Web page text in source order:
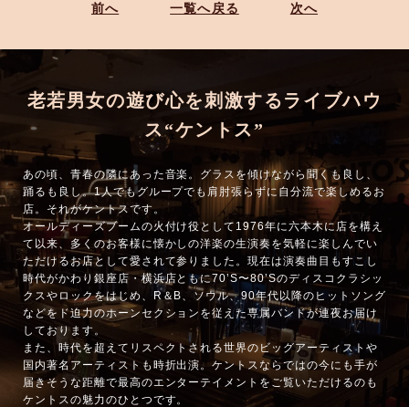
前へ 一覧へ戻る 次へ
老若男女の遊び心を刺激するライブハウ
ス“ケントス”
あの頃、青春の隣にあった音楽。グラスを傾けながら聞くも良し、
踊るも良し。1人でもグループでも肩肘張らずに自分流で楽しめるお
店。それがケントスです。
オールディーズブームの火付け役として1976年に六本木に店を構え
て以来、多くのお客様に懐かしの洋楽の生演奏を気軽に楽しんでい
ただけるお店として愛されて参りました。現在は演奏曲目もすこし
時代がかわり銀座店・横浜店ともに70’S〜80’Sのディスコクラシッ
クスやロックをはじめ、R＆B、ソウル、90年代以降のヒットソング
などをド迫力のホーンセクションを従えた専属バンドが連夜お届け
しております。
また、時代を超えてリスペクトされる世界のビッグアーティストや
国内著名アーティストも時折出演。ケントスならではの今にも手が
届きそうな距離で最高のエンターテイメントをご覧いただけるのも
ケントスの魅力のひとつです。